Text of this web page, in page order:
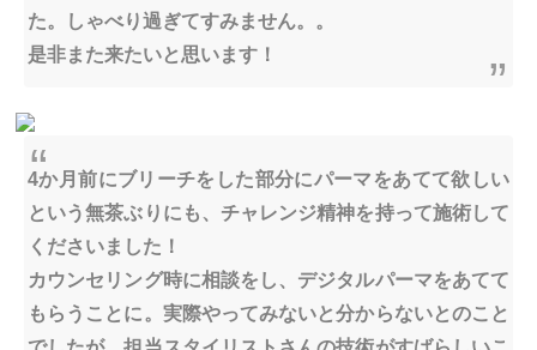
た。しゃべり過ぎてすみません。。
是非また来たいと思います！
4か月前にブリーチをした部分にパーマをあてて欲しい
という無茶ぶりにも、チャレンジ精神を持って施術して
くださいました！
カウンセリング時に相談をし、デジタルパーマをあてて
もらうことに。実際やってみないと分からないとのこと